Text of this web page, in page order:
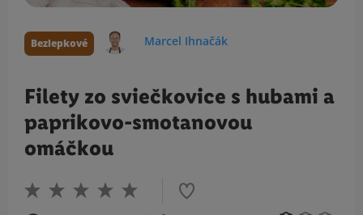
Bezlepkové Marcel Ihnačák
Filety zo sviečkovice s hubami a
paprikovo-smotanovou
omáčkou